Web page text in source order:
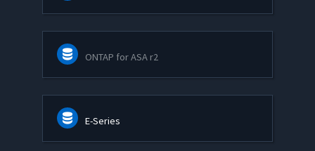
ONTAP for ASA r2
E-Series